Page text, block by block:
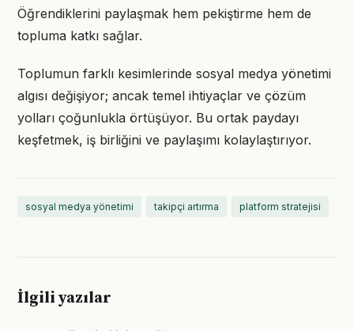
Öğrendiklerini paylaşmak hem pekiştirme hem de
topluma katkı sağlar.
Toplumun farklı kesimlerinde sosyal medya yönetimi
algısı değişiyor; ancak temel ihtiyaçlar ve çözüm
yolları çoğunlukla örtüşüyor. Bu ortak paydayı
keşfetmek, iş birliğini ve paylaşımı kolaylaştırıyor.
sosyal medya yönetimi takipçi artırma platform stratejisi
İlgili yazılar